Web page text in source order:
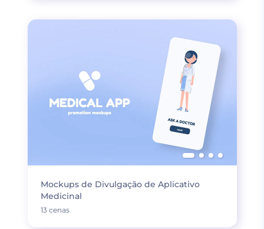
Mockups de Divulgação de Aplicativo
Medicinal
13 cenas